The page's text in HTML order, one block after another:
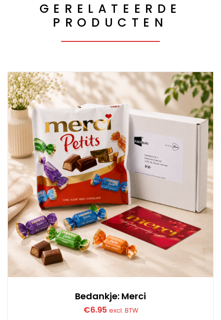
GERELATEERDE
PRODUCTEN
Bedankje: Merci
€6.95 excl. BTW